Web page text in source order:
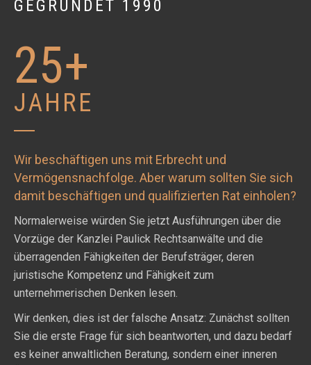
GEGRÜNDET 1990
25+
JAHRE
Wir beschäftigen uns mit Erbrecht und
Vermögensnachfolge. Aber warum sollten Sie sich
damit beschäftigen und qualifizierten Rat einholen?
Normalerweise würden Sie jetzt Ausführungen über die
Vorzüge der Kanzlei Paulick Rechtsanwälte und die
überragenden Fähigkeiten der Berufsträger, deren
juristische Kompetenz und Fähigkeit zum
unternehmerischen Denken lesen.
Wir denken, dies ist der falsche Ansatz: Zunächst sollten
Sie die erste Frage für sich beantworten, und dazu bedarf
es keiner anwaltlichen Beratung, sondern einer inneren